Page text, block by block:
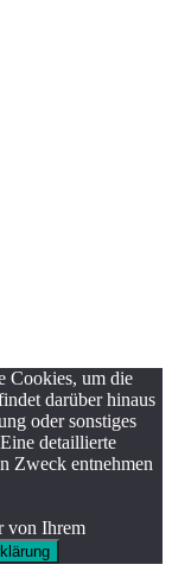
Cookies, um die
darüber hinaus
oder sonstiges
detaillierte
Zweck entnehmen
von Ihrem